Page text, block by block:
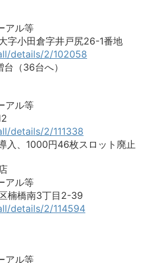
アル等
字小田倉字井戸尻26-1番地
details/2/102058
（36台へ）
アル等
details/2/111338
入、1000円46枚スロット廃止
アル等
楠橋南3丁目2-39
details/2/114594
アル等